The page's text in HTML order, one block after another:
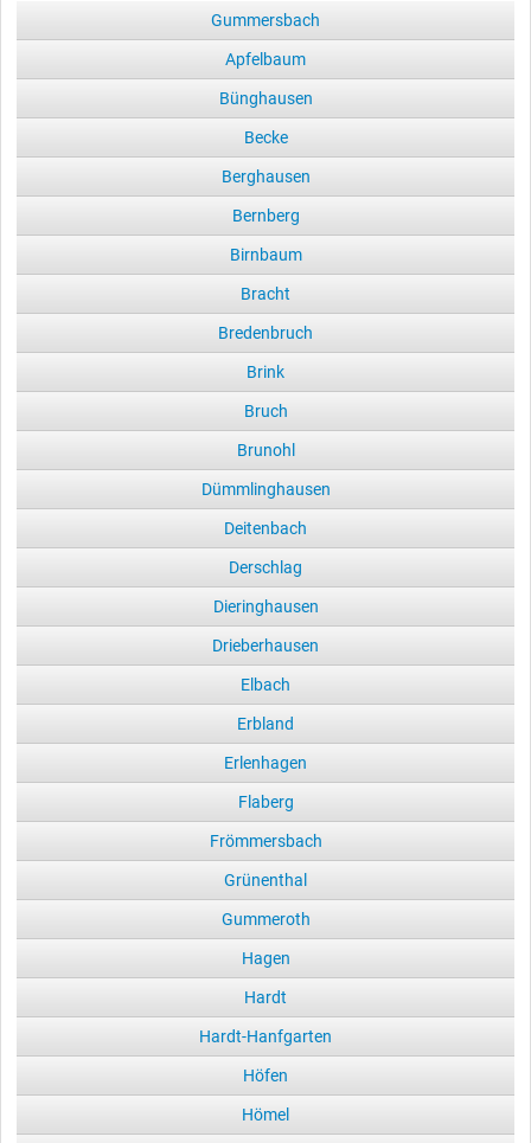
Gummersbach
Apfelbaum
Bünghausen
Becke
Berghausen
Bernberg
Birnbaum
Bracht
Bredenbruch
Brink
Bruch
Brunohl
Dümmlinghausen
Deitenbach
Derschlag
Dieringhausen
Drieberhausen
Elbach
Erbland
Erlenhagen
Flaberg
Frömmersbach
Grünenthal
Gummeroth
Hagen
Hardt
Hardt-Hanfgarten
Höfen
Hömel